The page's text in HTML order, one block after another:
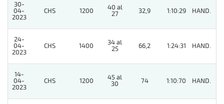
30-
04-
2023
CHS 1200
40 al
27
32,9 1:10:29 HAND.
24-
04-
2023
CHS 1400
34 al
25
66,2 1:24:31 HAND.
14-
04-
2023
CHS 1200
45 al
30
74 1:10:70 HAND.